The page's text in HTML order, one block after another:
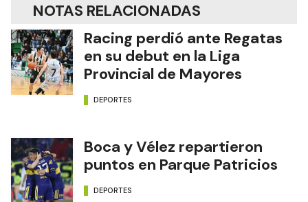
NOTAS RELACIONADAS
Racing perdió ante Regatas
en su debut en la Liga
Provincial de Mayores
DEPORTES
Boca y Vélez repartieron
puntos en Parque Patricios
DEPORTES